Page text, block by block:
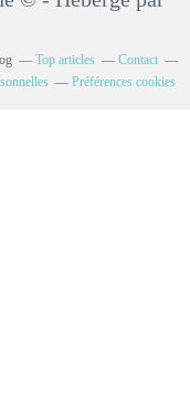
Top articles
Contact
Préférences cookies